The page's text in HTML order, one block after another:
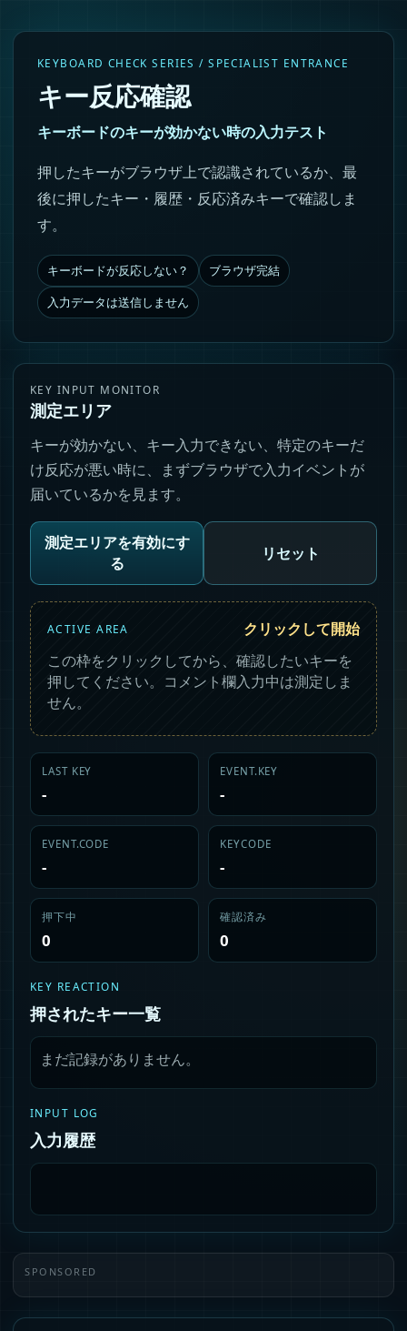
KEYBOARD CHECK SERIES / SPECIALIST ENTRANCE
キー反応確認
キーボードのキーが効かない時の入力テスト
押したキーがブラウザ上で認識されているか、最
後に押したキー・履歴・反応済みキーで確認しま
す。
キーボードが反応しない？
ブラウザ完結
入力データは送信しません
KEY INPUT MONITOR
測定エリア
キーが効かない、キー入力できない、特定のキーだ
け反応が悪い時に、まずブラウザで入力イベントが
届いているかを見ます。
測定エリアを有効にす
る
リセット
ACTIVE AREA
クリックして開始
この枠をクリックしてから、確認したいキーを
押してください。コメント欄入力中は測定しま
せん。
LAST KEY
-
EVENT.KEY
-
EVENT.CODE
-
KEYCODE
-
押下中
0
確認済み
0
KEY REACTION
押されたキー一覧
まだ記録がありません。
INPUT LOG
入力履歴
SPONSORED